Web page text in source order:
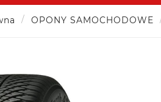
OPONY SAMOCHODOWE